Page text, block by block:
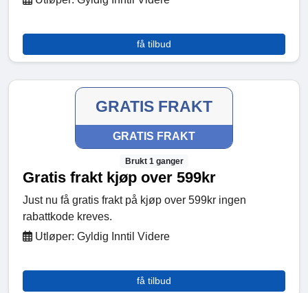
få tilbud
GRATIS FRAKT
GRATIS FRAKT
Brukt 1 ganger
Gratis frakt kjøp over 599kr
Just nu få gratis frakt på kjøp over 599kr ingen
rabattkode kreves.
Utløper: Gyldig Inntil Videre
få tilbud